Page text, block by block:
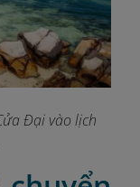
Đại vào lịch